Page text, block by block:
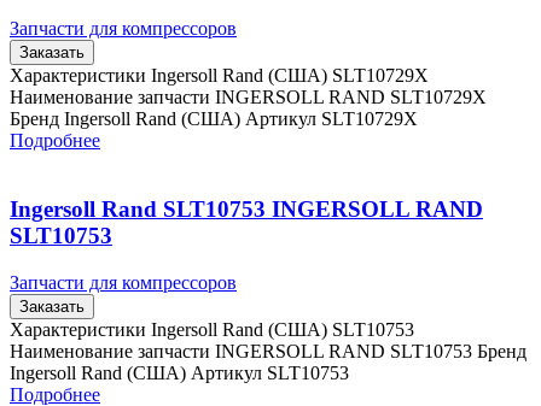
Запчасти для компрессоров
Заказать
Характеристики Ingersoll Rand (США) SLT10729X
Наименование запчасти INGERSOLL RAND SLT10729X
Бренд Ingersoll Rand (США) Артикул SLT10729X
Подробнее
Ingersoll Rand SLT10753 INGERSOLL RAND
SLT10753
Запчасти для компрессоров
Заказать
Характеристики Ingersoll Rand (США) SLT10753
Наименование запчасти INGERSOLL RAND SLT10753 Бренд
Ingersoll Rand (США) Артикул SLT10753
Подробнее